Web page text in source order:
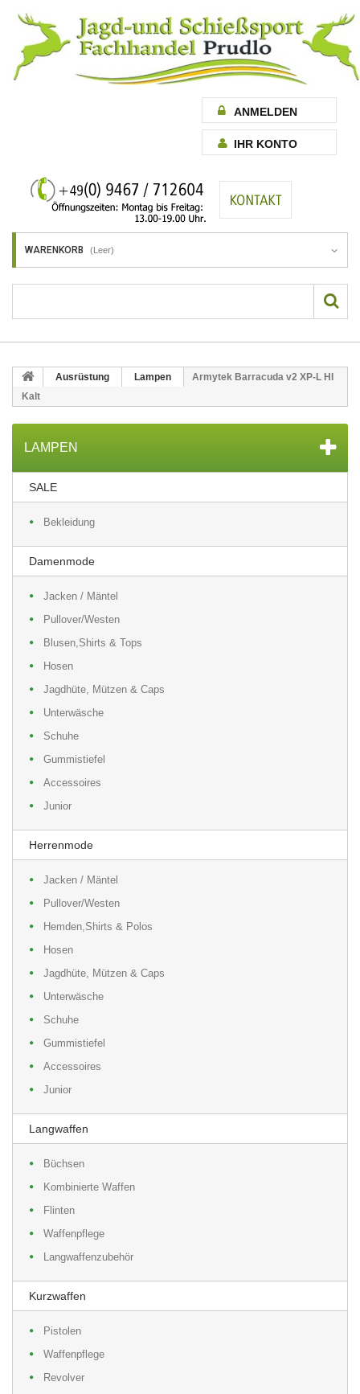
ANMELDEN
IHR KONTO
WARENKORB (Leer)
Ausrüstung Lampen
Armytek Barracuda v2 XP-L HI
Kalt
LAMPEN
SALE
Bekleidung
Damenmode
Jacken / Mäntel
Pullover/Westen
Blusen,Shirts & Tops
Hosen
Jagdhüte, Mützen & Caps
Unterwäsche
Schuhe
Gummistiefel
Accessoires
Junior
Herrenmode
Jacken / Mäntel
Pullover/Westen
Hemden,Shirts & Polos
Hosen
Jagdhüte, Mützen & Caps
Unterwäsche
Schuhe
Gummistiefel
Accessoires
Junior
Langwaffen
Büchsen
Kombinierte Waffen
Flinten
Waffenpflege
Langwaffenzubehör
Kurzwaffen
Pistolen
Waffenpflege
Revolver